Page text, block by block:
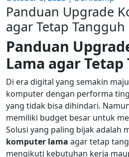
Panduan Upgrade
agar Tetap Tangguh
Panduan
Lama agar Tetap
Di era digital yang semakin
komputer dengan performa
yang tidak bisa dihindari.
memiliki budget besar untuk
Solusi yang paling bijak adalah
komputer lama agar tetap
mengikuti kebutuhan kerja